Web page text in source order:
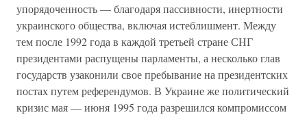
упорядоченность — благодаря пассивности, инертности
украинского общества, включая истеблишмент. Между
тем после 1992 года в каждой третьей стране СНГ
президентами распущены парламенты, а несколько глав
государств узаконили свое пребывание на президентских
постах путем референдумов. В Украине же политический
кризис мая — июня 1995 года разрешился компромиссом